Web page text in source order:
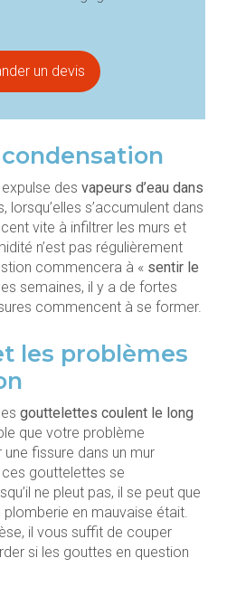
un devis
des vapeurs d’eau dans
lorsqu’elles s’accumulent dans
vite à infiltrer les murs et
n’est pas régulièrement
commencera à « sentir le
semaines, il y a de fortes
commencent à se former.
les problèmes
gouttelettes coulent le long
que votre problème
fissure dans un mur
gouttelettes se
ne pleut pas, il se peut que
plomberie en mauvaise était.
il vous suffit de couper
si les gouttes en question